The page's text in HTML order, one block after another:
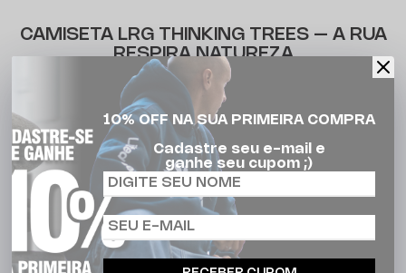
CAMISETA LRG THINKING TREES – A RUA
RESPIRA NATUREZA
Camiseta LRG Thinking About Trees Tee
equilíbrio perfeito entre atitude street e consciência
ambiental. Com modelagem básica e confortável, ela é
confeccionada em
meia malha 100% algodão
toque macio e ótimo caimento no corpo. A estampa em
DTF (Direct to Film) traz um visual nítido, vibrante e
duradouro, com mensagem que valoriza a conexão com a
natureza — um dos pilares da LRG. A gola em ribana e as
10% OFF NA SUA PRIMEIRA COMPRA
Cadastre seu e-mail e
ganhe seu cupom ;)